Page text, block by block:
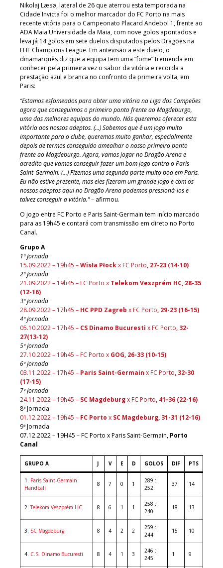
Nikolaj Læsø, lateral de 26 que aterrou esta temporada na
Cidade Invicta foi o melhor marcador do FC Porto na mais
recente vitória para o Campeonato Placard Andebol 1, frente ao
ADA Maia Universidade da Maia, com nove golos apontados e
leva já 14 golos em sete duelos disputados pelos Dragões na
EHF Champions League. Em antevisão a este duelo, o
dinamarquês diz que a equipa tem uma “fome” tremenda em
conhecer pela primeira vez o sabor da vitória e recorda a
prestação azul e branca no confronto da primeira volta, em
Paris:
“Estamos esfomeados para obter uma vitória na Liga dos Campeões
agora que conseguimos o primeiro ponto frente ao Magdeburgo,
uma das melhores equipas do mundo. Nós queremos oferecer esta
vitória aos nossos adeptos. (…) Sabemos que é um jogo muito
importante para o clube, queremos muito ganhar, especialmente
depois de termos conseguido amealhar o nosso primeiro ponto
frente ao Magdeburgo. Agora, vamos jogar no Dragão Arena e
acredito que vamos conseguir fazer um bom jogo contra o Paris
Saint-Germain. (…) Fizemos uma segunda parte muito boa em Paris.
Eu não estive presente, mas eles fizeram um grande jogo e com os
nossos adeptos aqui no Dragão Arena podemos pressioná-los e
talvez conseguir a vitória.”– afirmou.
O jogo entre FC Porto e Paris Saint-Germain tem início marcado
para as 19h45 e contará com transmissão em direto no Porto
Canal.
Grupo A
1ª Jornada
15.09.2022 – 19h45 –Wisła Płockx FC Porto, 27-23 (14-10)
2ª Jornada
21.09.2022 – 19h45 – FC Porto x Telekom Veszprém HC, 28-35
(12-16)
3ª Jornada
28.09.2022 – 17h45 – HC PPD Zagreb x FC Porto, 29-23 (16-15)
4ª Jornada
05.10.2022 – 17h45 – CS Dinamo Bucuresti x FC Porto, 32-
27(13-12)
5ª Jornada
27.10.2022 – 19h45 – FC Porto x GOG, 26-33 (10-15)
6ª Jornada
03.11.2022 – 17h45 – Paris Saint-Germain x FC Porto, 32-30
(17-15)
7ª Jornada
24.11.2022 – 19h45 – SC Magdeburgx FC Porto, 41-36 (22-16)
8ª Jornada
01.12.2022 – 19h45 – FC Porto x SC Magdeburg, 31-31 (12-16)
9ª Jornada
07.12.2022 – 19H45 – FC Porto x Paris Saint-Germain, Porto
Canal
GRUPO A J V E D GOLOS DIF PTS
1. Paris Saint-Germain
Handball
8 7 0 1
289 :
252
37 14
2.Telekom Veszprém HC 8 6 1 1
258 :
240
18 13
3. SC Magdeburg 8 4 2 2
259 :
244
15 10
4. C.S. Dinamo Bucuresti 8 4 1 3
246 :
245
1 9